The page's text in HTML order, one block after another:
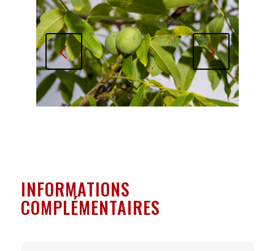
Suivant
INFORMATIONS
COMPLÉMENTAIRES